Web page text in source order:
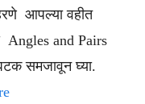
आपल्या वहीत
Angles and Pairs
समजावून घ्या.